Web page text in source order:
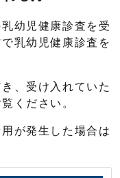
幼児健康診査を受
乳幼児健康診査を
、受け入れていた
ください。
が発生した場合は